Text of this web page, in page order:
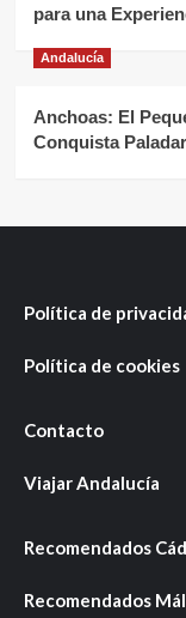
para una
Andalucía
Anchoas: El
Conquista
Política de
Política de cookies
Contacto
Viajar Andalucía
Recomendados
Recomendados